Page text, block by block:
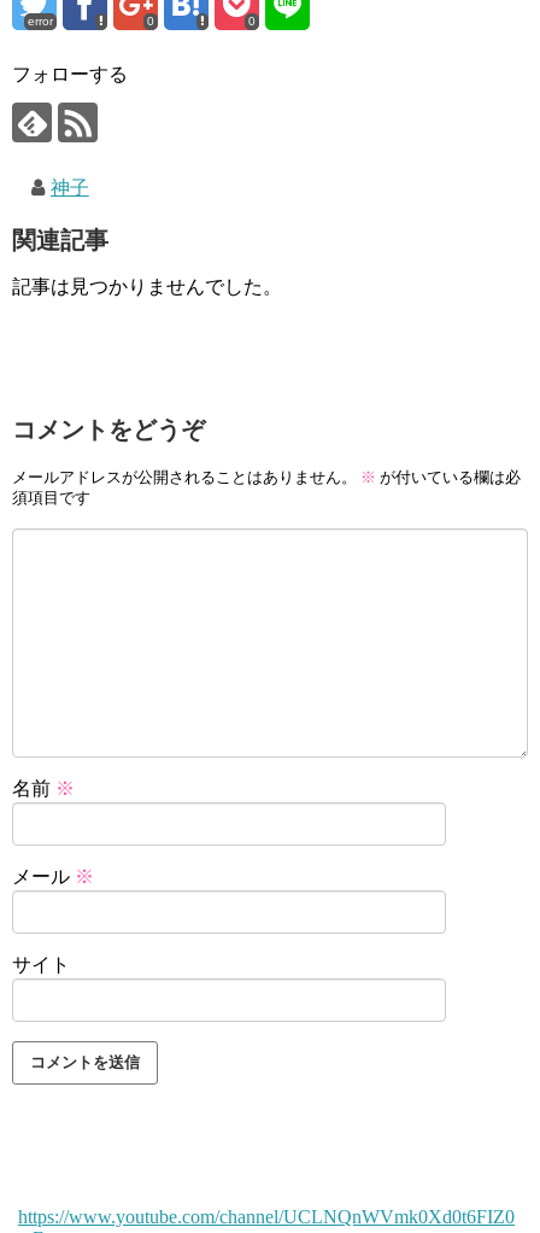
error 0 0
フォローする
神子
関連記事
記事は見つかりませんでした。
コメントをどうぞ
メールアドレスが公開されることはありません。 ※ が付いている欄は必
須項目です
名前 ※
メール ※
サイト
https://www.youtube.com/channel/UCLNQnWVmk0Xd0t6FIZ0